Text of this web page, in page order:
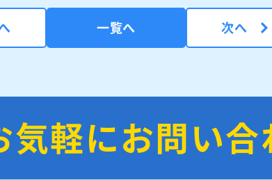
一覧へ 次へ
気軽にお問い